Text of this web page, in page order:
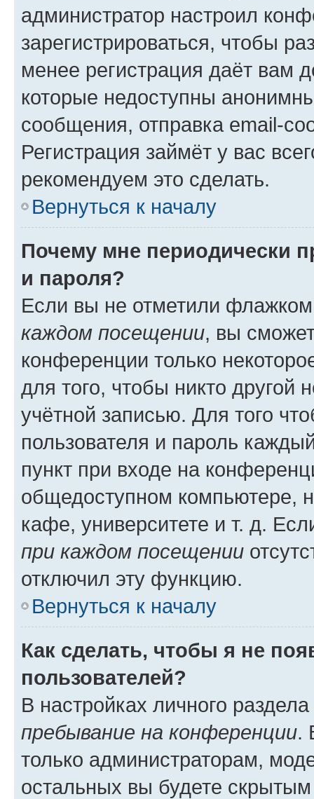
администратор настроил
зарегистрироваться, чтобы
менее регистрация даёт вам
которые недоступны
сообщения, отправка email-
Регистрация займёт у вас
рекомендуем это сделать.
Вернуться к началу
Почему мне периодически
и пароля?
Если вы не отметили
каждом посещении, вы
конференции только
для того, чтобы никто другой
учётной записью. Для того
пользователя и пароль
пункт при входе на
общедоступном компьютере,
кафе, университете и т. д.
при каждом посещении
отключил эту функцию.
Вернуться к началу
Как сделать, чтобы я не
пользователей?
В настройках личного
пребывание на конференции.
только администраторам,
остальных вы будете